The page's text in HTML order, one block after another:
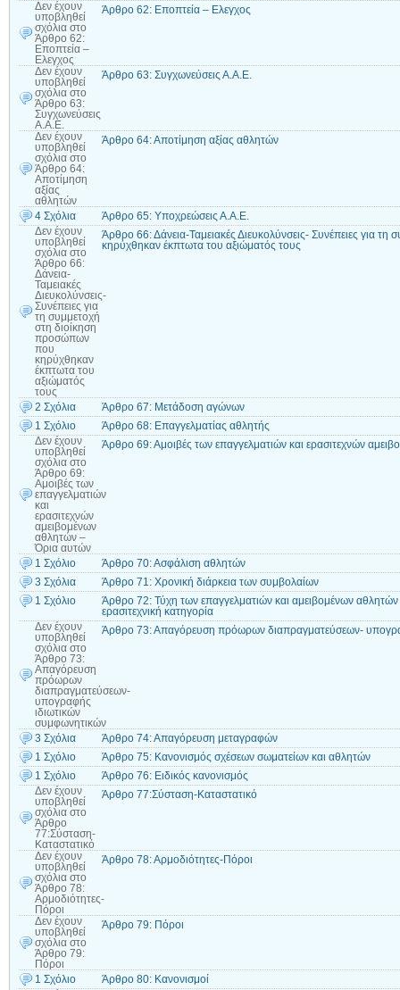
Δεν έχουν
υποβληθεί
σχόλια στο
Άρθρο 62:
Εποπτεία –
Ελεγχος
Άρθρο 62: Εποπτεία – Ελεγχος
Δεν έχουν
υποβληθεί
σχόλια στο
Άρθρο 63:
Συγχωνεύσεις
Α.Α.Ε.
Άρθρο 63: Συγχωνεύσεις Α.Α.Ε.
Δεν έχουν
υποβληθεί
σχόλια στο
Άρθρο 64:
Αποτίμηση
αξίας
αθλητών
Άρθρο 64: Αποτίμηση αξίας αθλητών
4 Σχόλια
Άρθρο 65: Υποχρεώσεις Α.Α.Ε.
Δεν έχουν
υποβληθεί
σχόλια στο
Άρθρο 66:
Δάνεια-
Ταμειακές
Διευκολύνσεις-
Συνέπειες για
τη συμμετοχή
στη διοίκηση
προσώπων
που
κηρύχθηκαν
έκπτωτα του
αξιώματός
τους
Άρθρο 66: Δάνεια-Ταμειακές Διευκολύνσεις- Συνέπειες για
κηρύχθηκαν έκπτωτα του αξιώματός τους
2 Σχόλια
Άρθρο 67: Μετάδοση αγώνων
1 Σχόλιο
Άρθρο 68: Επαγγελματίας αθλητής
Δεν έχουν
υποβληθεί
σχόλια στο
Άρθρο 69:
Αμοιβές των
επαγγελματιών
και
ερασιτεχνών
αμειβομένων
αθλητών –
Όρια αυτών
Άρθρο 69: Αμοιβές των επαγγελματιών και ερασιτεχνών
1 Σχόλιο
Άρθρο 70: Ασφάλιση αθλητών
3 Σχόλια
Άρθρο 71: Χρονική διάρκεια των συμβολαίων
1 Σχόλιο
Άρθρο 72: Τύχη των επαγγελματιών και αμειβομένων
ερασιτεχνική κατηγορία
Δεν έχουν
υποβληθεί
σχόλια στο
Άρθρο 73:
Απαγόρευση
πρόωρων
διαπραγματεύσεων-
υπογραφής
ιδιωτικών
συμφωνητικών
Άρθρο 73: Απαγόρευση πρόωρων διαπραγματεύσεων-
3 Σχόλια
Άρθρο 74: Απαγόρευση μεταγραφών
1 Σχόλιο
Άρθρο 75: Κανονισμός σχέσεων σωματείων και αθλητών
1 Σχόλιο
Άρθρο 76: Ειδικός κανονισμός
Δεν έχουν
υποβληθεί
σχόλια στο
Άρθρο
77:Σύσταση-
Καταστατικό
Άρθρο 77:Σύσταση-Καταστατικό
Δεν έχουν
υποβληθεί
σχόλια στο
Άρθρο 78:
Αρμοδιότητες-
Πόροι
Άρθρο 78: Αρμοδιότητες-Πόροι
Δεν έχουν
υποβληθεί
σχόλια στο
Άρθρο 79:
Πόροι
Άρθρο 79: Πόροι
1 Σχόλιο
Άρθρο 80: Κανονισμοί